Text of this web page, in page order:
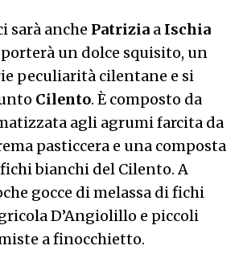
sarà anche Patriziaa Ischia
porterà un dolce squisito, un
peculiarità cilentane e si
Cilento. È composto da
agli agrumi farcita da
pasticcera e una composta
bianchi del Cilento. A
gocce di melassa di fichi
D’Angiolillo e piccoli
a finocchietto.